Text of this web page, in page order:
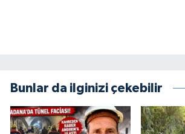
Bunlar da ilginizi çekebilir
BİLİM TEKNOLOJİ
ASAYİŞ